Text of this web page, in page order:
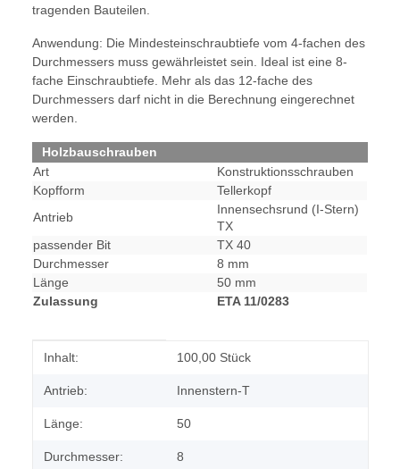
tragenden Bauteilen.
Anwendung: Die Mindesteinschraubtiefe vom 4-fachen des
Durchmessers muss gewährleistet sein. Ideal ist eine 8-
fache Einschraubtiefe. Mehr als das 12-fache des
Durchmessers darf nicht in die Berechnung eingerechnet
werden.
Holzbauschrauben
Art
Konstruktionsschrauben
Kopfform
Tellerkopf
Antrieb
Innensechsrund (I-Stern)
TX
passender Bit
TX 40
Durchmesser
8 mm
Länge
50 mm
Zulassung
ETA 11/0283
Produkteigenschaft
Wert
Inhalt: 100,00 Stück
Antrieb: Innenstern-T
Länge: 50
Durchmesser: 8